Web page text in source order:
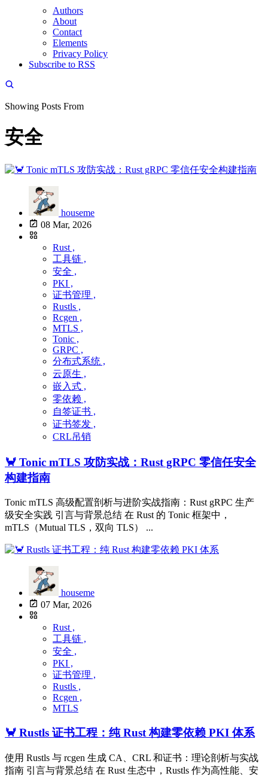
Authors
About
Contact
Elements
Privacy Policy
Subscribe to RSS
Showing Posts From
安全
houseme
08 Mar, 2026
Rust ,
工具链 ,
安全 ,
PKI ,
证书管理 ,
Rustls ,
Rcgen ,
MTLS ,
Tonic ,
GRPC ,
分布式系统 ,
云原生 ,
嵌入式 ,
零依赖 ,
自签证书 ,
证书签发 ,
CRL吊销
🦀 Tonic mTLS 攻防实战：Rust gRPC 零信任安全
构建指南
Tonic mTLS 高级配置剖析与进阶实战指南：Rust gRPC 生产
级安全实践 引言与背景总结 在 Rust 的 Tonic 框架中，
mTLS（Mutual TLS，双向 TLS） ...
houseme
07 Mar, 2026
Rust ,
工具链 ,
安全 ,
PKI ,
证书管理 ,
Rustls ,
Rcgen ,
MTLS
🦀 Rustls 证书工程：纯 Rust 构建零依赖 PKI 体系
使用 Rustls 与 rcgen 生成 CA、CRL 和证书：理论剖析与实战
指南 引言与背景总结 在 Rust 生态中，Rustls 作为高性能、安